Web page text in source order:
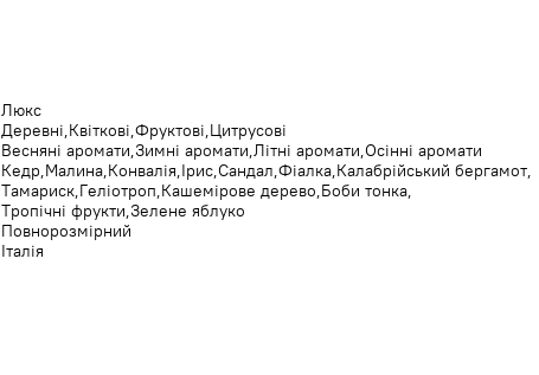
Люкс
Деревні Квіткові Фруктові Цитрусові
Весняні аромати Зимні аромати Літні аромати Осінні аромати
Кедр Малина Конвалія Ірис Сандал Фіалка Калабрійський бергамот
Тамариск Геліотроп Кашемірове дерево Боби тонка
Тропічні фрукти Зелене яблуко
Повнорозмірний
Італія